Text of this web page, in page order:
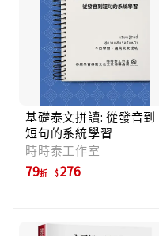
基礎泰文拼讀: 從發音到
短句的系統學習
時時泰工作室
79折 276